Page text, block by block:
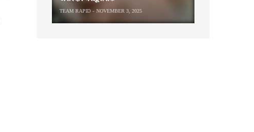
TEAM RAPID NOVEMBER 3, 2025